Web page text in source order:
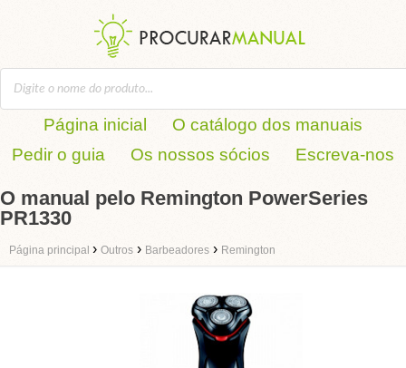
Página inicial
O catálogo dos manuais
Pedir o guia
Os nossos sócios Escreva-nos
O manual pelo Remington PowerSeries
PR1330
Página principal › Outros › Barbeadores › Remington